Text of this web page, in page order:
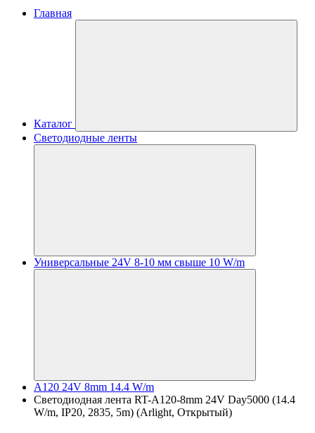
Главная
Каталог
Светодиодные ленты
Универсальные 24V 8-10 мм свыше 10 W/m
A120 24V 8mm 14.4 W/m
Светодиодная лента RT-A120-8mm 24V Day5000 (14.4
W/m, IP20, 2835, 5m) (Arlight, Открытый)